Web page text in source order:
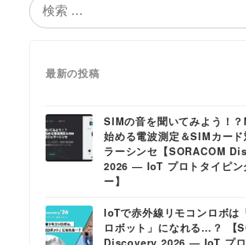
索
最新の投稿
SIMの音を聞いてみよう！
始める電波測定＆SIMカード
ラーシンセ【SORACOM
2026 ― IoT プロトタイピン
ー】
IoTで赤外線リモコンロボは
ロボット」になれる…？ 【